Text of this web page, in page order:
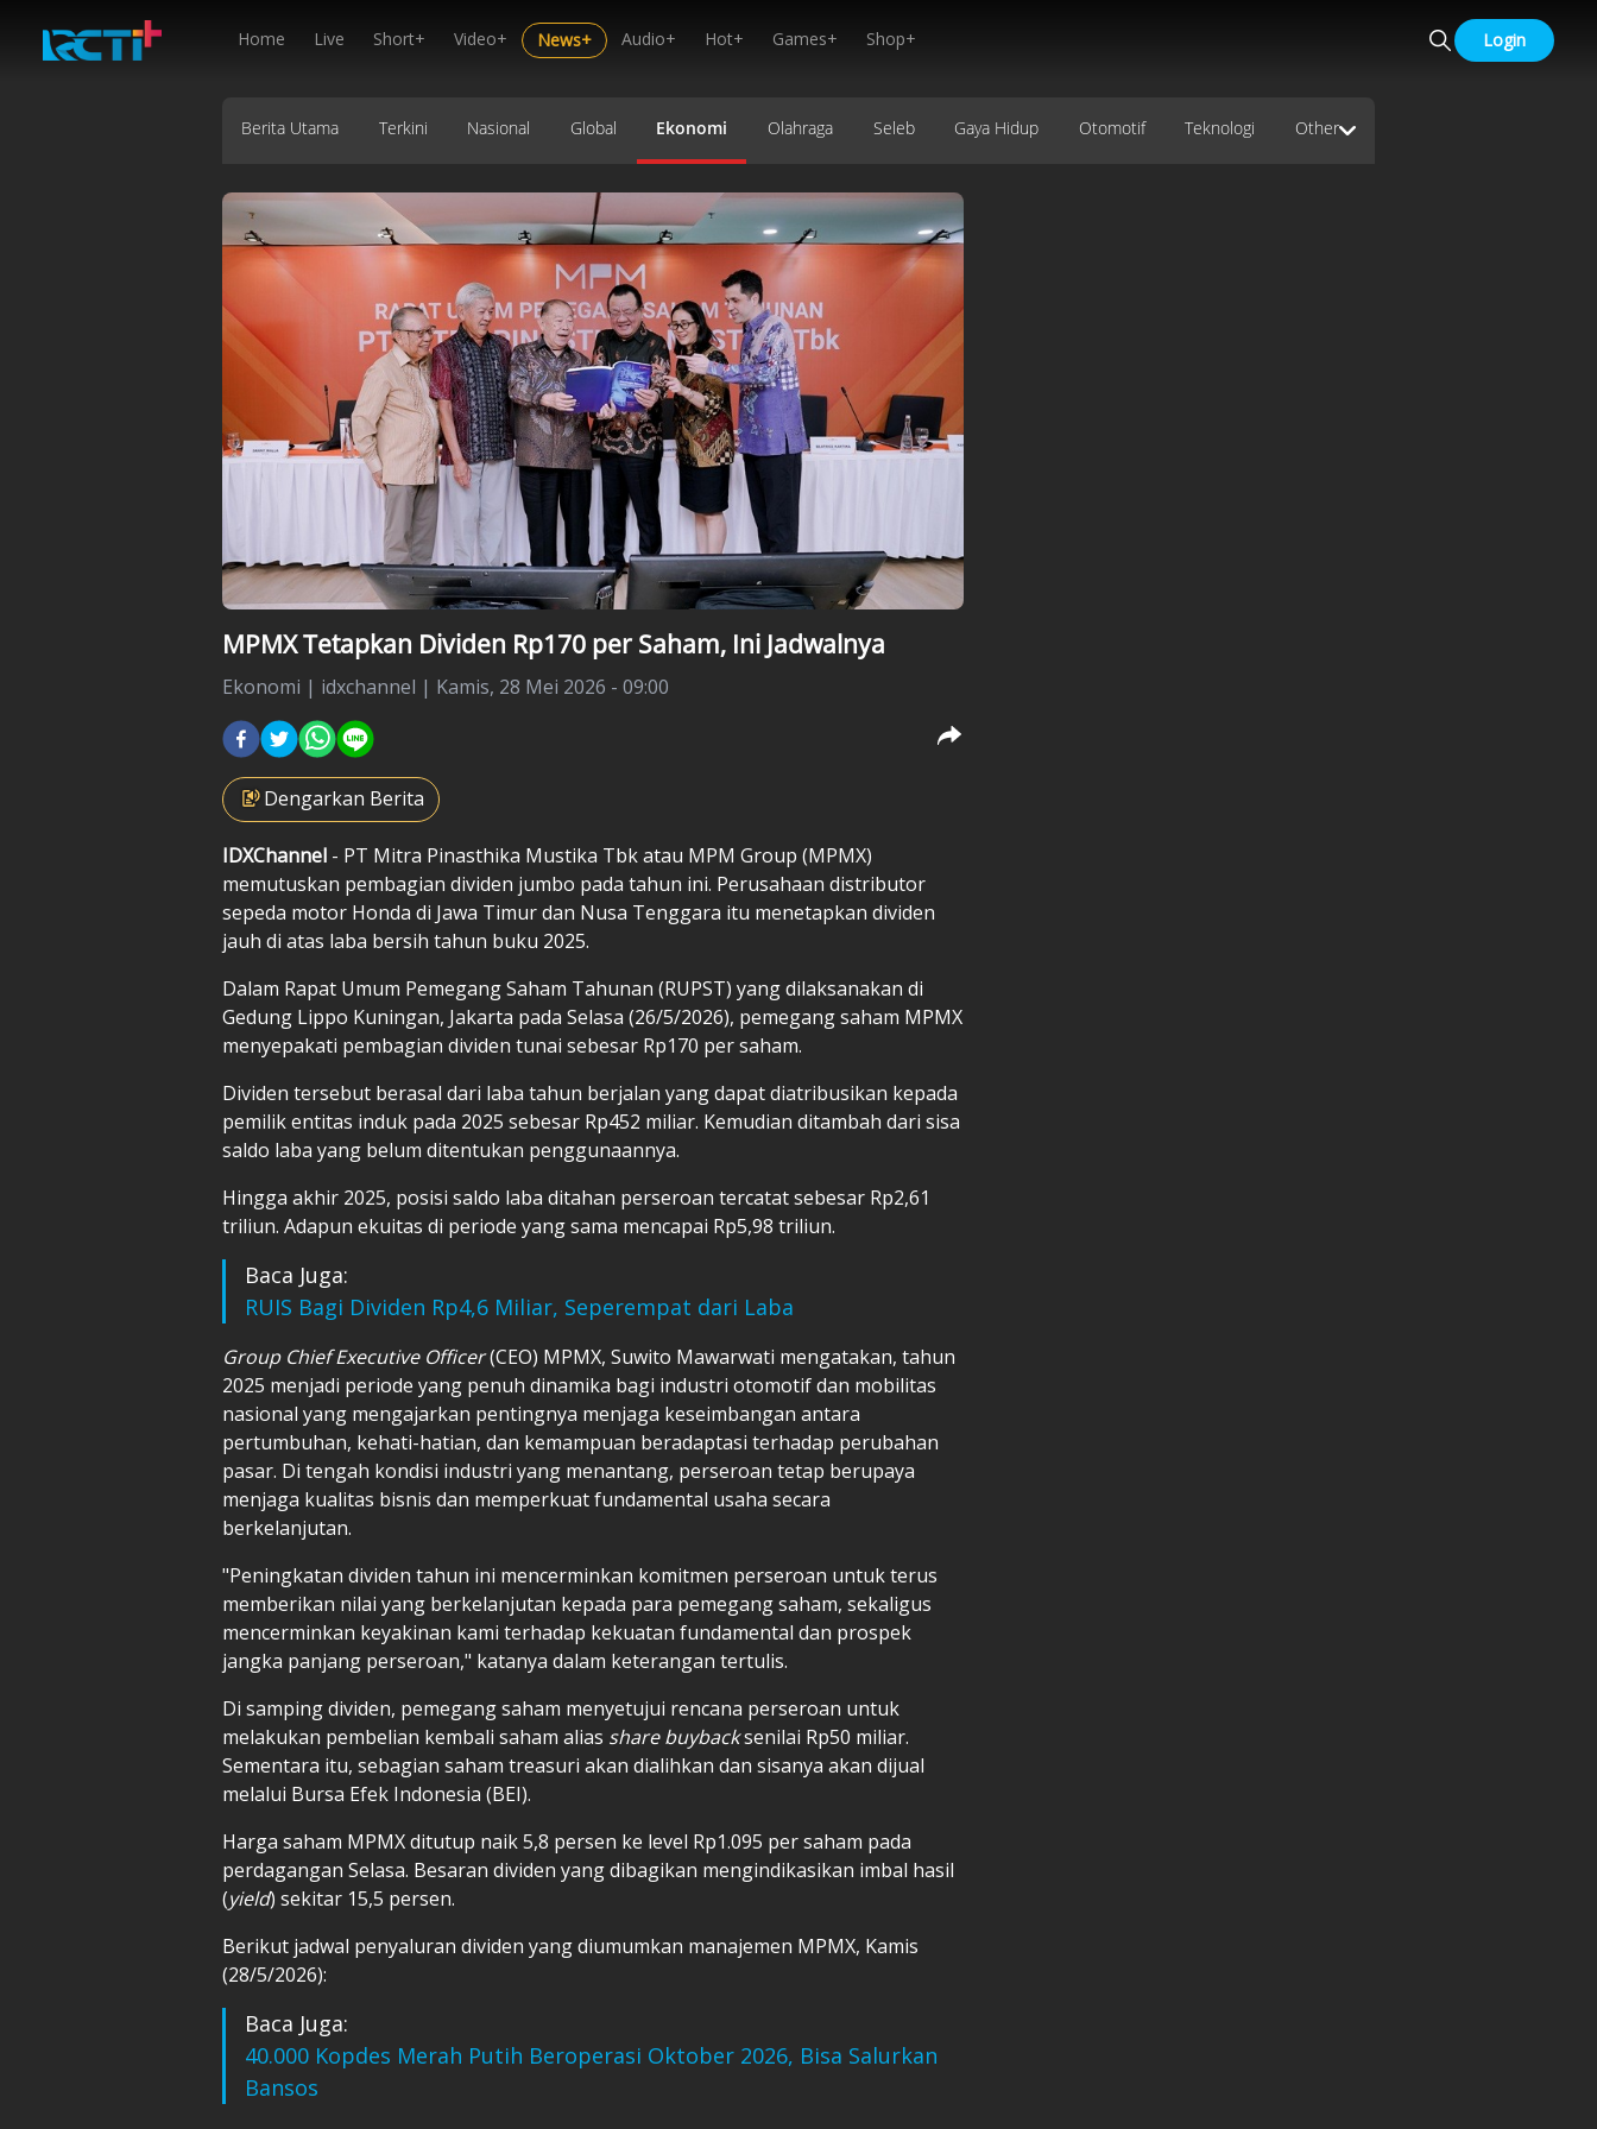
Home Live Short+ Video+ News+ Audio+ Hot+ Games+ Shop+ Login
Berita Utama Terkini Nasional Global Ekonomi Olahraga Seleb Gaya Hidup Otomotif Teknologi Other
MPMX Tetapkan Dividen Rp170 per Saham, Ini Jadwalnya
Ekonomi | idxchannel | Kamis, 28 Mei 2026 - 09:00
Dengarkan Berita
IDXChannel - PT Mitra Pinasthika Mustika Tbk atau MPM Group (MPMX)
memutuskan pembagian dividen jumbo pada tahun ini. Perusahaan distributor
sepeda motor Honda di Jawa Timur dan Nusa Tenggara itu menetapkan dividen
jauh di atas laba bersih tahun buku 2025.
Dalam Rapat Umum Pemegang Saham Tahunan (RUPST) yang dilaksanakan di
Gedung Lippo Kuningan, Jakarta pada Selasa (26/5/2026), pemegang saham MPMX
menyepakati pembagian dividen tunai sebesar Rp170 per saham.
Dividen tersebut berasal dari laba tahun berjalan yang dapat diatribusikan kepada
pemilik entitas induk pada 2025 sebesar Rp452 miliar. Kemudian ditambah dari sisa
saldo laba yang belum ditentukan penggunaannya.
Hingga akhir 2025, posisi saldo laba ditahan perseroan tercatat sebesar Rp2,61
triliun. Adapun ekuitas di periode yang sama mencapai Rp5,98 triliun.
Baca Juga:
RUIS Bagi Dividen Rp4,6 Miliar, Seperempat dari Laba
Group Chief Executive Officer(CEO) MPMX, Suwito Mawarwati mengatakan, tahun
2025 menjadi periode yang penuh dinamika bagi industri otomotif dan mobilitas
nasional yang mengajarkan pentingnya menjaga keseimbangan antara
pertumbuhan, kehati-hatian, dan kemampuan beradaptasi terhadap perubahan
pasar. Di tengah kondisi industri yang menantang, perseroan tetap berupaya
menjaga kualitas bisnis dan memperkuat fundamental usaha secara
berkelanjutan.
"Peningkatan dividen tahun ini mencerminkan komitmen perseroan untuk terus
memberikan nilai yang berkelanjutan kepada para pemegang saham, sekaligus
mencerminkan keyakinan kami terhadap kekuatan fundamental dan prospek
jangka panjang perseroan," katanya dalam keterangan tertulis.
Di samping dividen, pemegang saham menyetujui rencana perseroan untuk
melakukan pembelian kembali saham alias share buybacksenilai Rp50 miliar.
Sementara itu, sebagian saham treasuri akan dialihkan dan sisanya akan dijual
melalui Bursa Efek Indonesia (BEI).
Harga saham MPMX ditutup naik 5,8 persen ke level Rp1.095 per saham pada
perdagangan Selasa. Besaran dividen yang dibagikan mengindikasikan imbal hasil
(yield) sekitar 15,5 persen.
Berikut jadwal penyaluran dividen yang diumumkan manajemen MPMX, Kamis
(28/5/2026):
Baca Juga:
40.000 Kopdes Merah Putih Beroperasi Oktober 2026, Bisa Salurkan
Bansos